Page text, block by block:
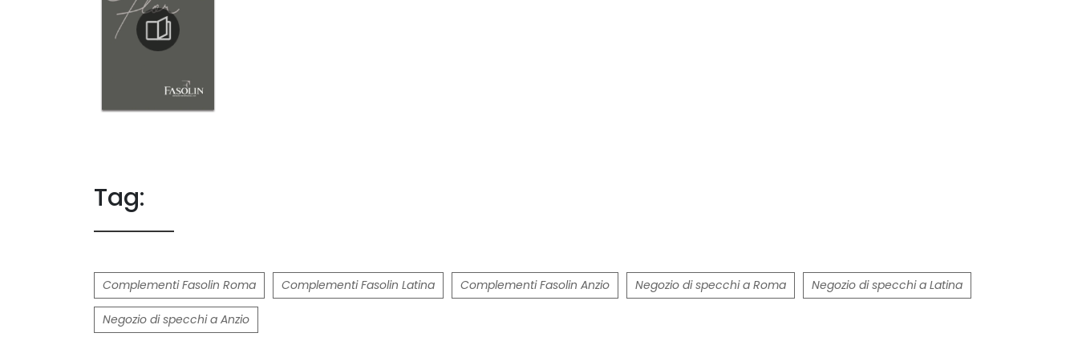
Tag:
Complementi Fasolin Roma Complementi Fasolin Latina Complementi Fasolin Anzio Negozio di specchi a Roma Negozio di specchi a Latina
Negozio di specchi a Anzio